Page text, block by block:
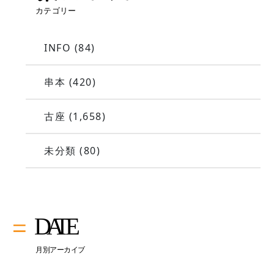
INFO (84)
串本 (420)
古座 (1,658)
未分類 (80)